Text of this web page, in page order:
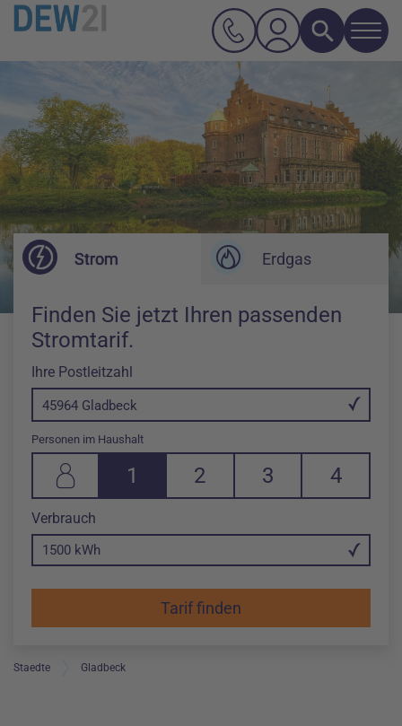
Suche
Strom Erdgas
Finden Sie jetzt Ihren passenden
Stromtarif.
Ihre Postleitzahl
45964 Gladbeck
Personen im Haushalt
1 Person in Haushalt
1 2 Personen in Haushalt
2 3 Personen in Haushalt
3 4 Personen in
4
Verbrauch
Staedte Gladbeck